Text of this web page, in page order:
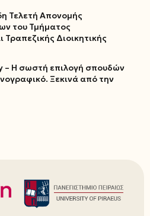
Τελετή Απονομής
του Τμήματος
Διοικητικής
– Η σωστή επιλογή σπουδών
Ξεκινά από την